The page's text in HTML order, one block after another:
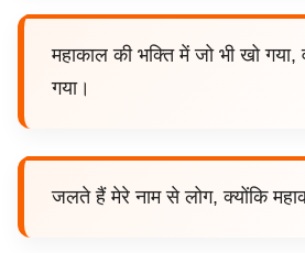
महाकाल की भक्ति में जो भी खो
गया।
जलते हैं मेरे नाम से लोग, क्योंकि